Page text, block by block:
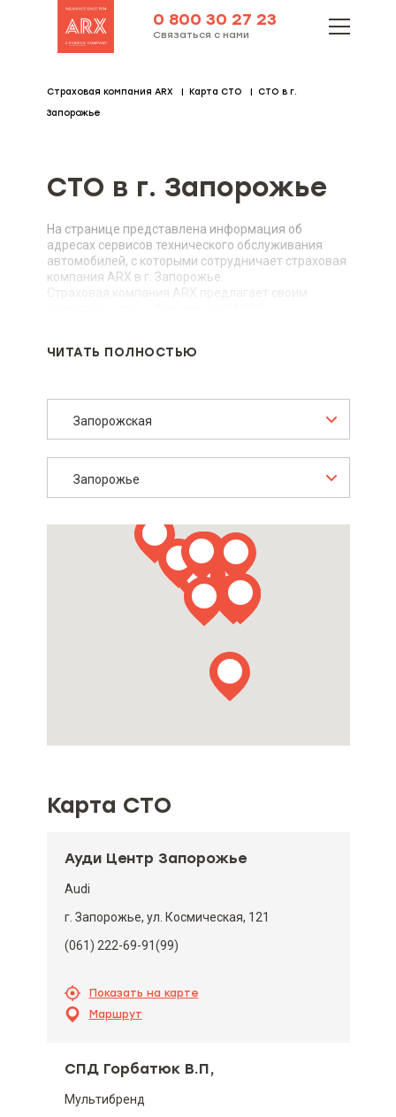
0 800 30 27 23
Связаться с нами
Страховая компания ARX Карта СТО
СТО в г.
Запорожье
СТО в г. Запорожье
На странице представлена информация об
адресах сервисов технического обслуживания
автомобилей, с которыми сотрудничает страховая
компания ARX в г. Запорожье.
Страховая компания ARX предлагает своим
изучите информацию на сайте.
ЧИТАТЬ ПОЛНОСТЬЮ
Запорожская
Запорожье
Карта СТО
Ауди Центр Запорожье
Audi
г. Запорожье, ул. Космическая, 121
(061) 222-69-91(99)
Показать на карте
Маршрут
СПД Горбатюк В.П,
Мультибренд